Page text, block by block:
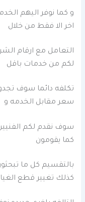
و كما نوفر اليهم
اخر الا فقط من خلال
التعامل مع ارقام
لكم من خدمات باقل
تكلفه دائما سوف
سعر مقابل الخدمه و
سوف نقدم لكم
كما يقومون
بالتقسيم كل ما
كذلك تغيير قطع